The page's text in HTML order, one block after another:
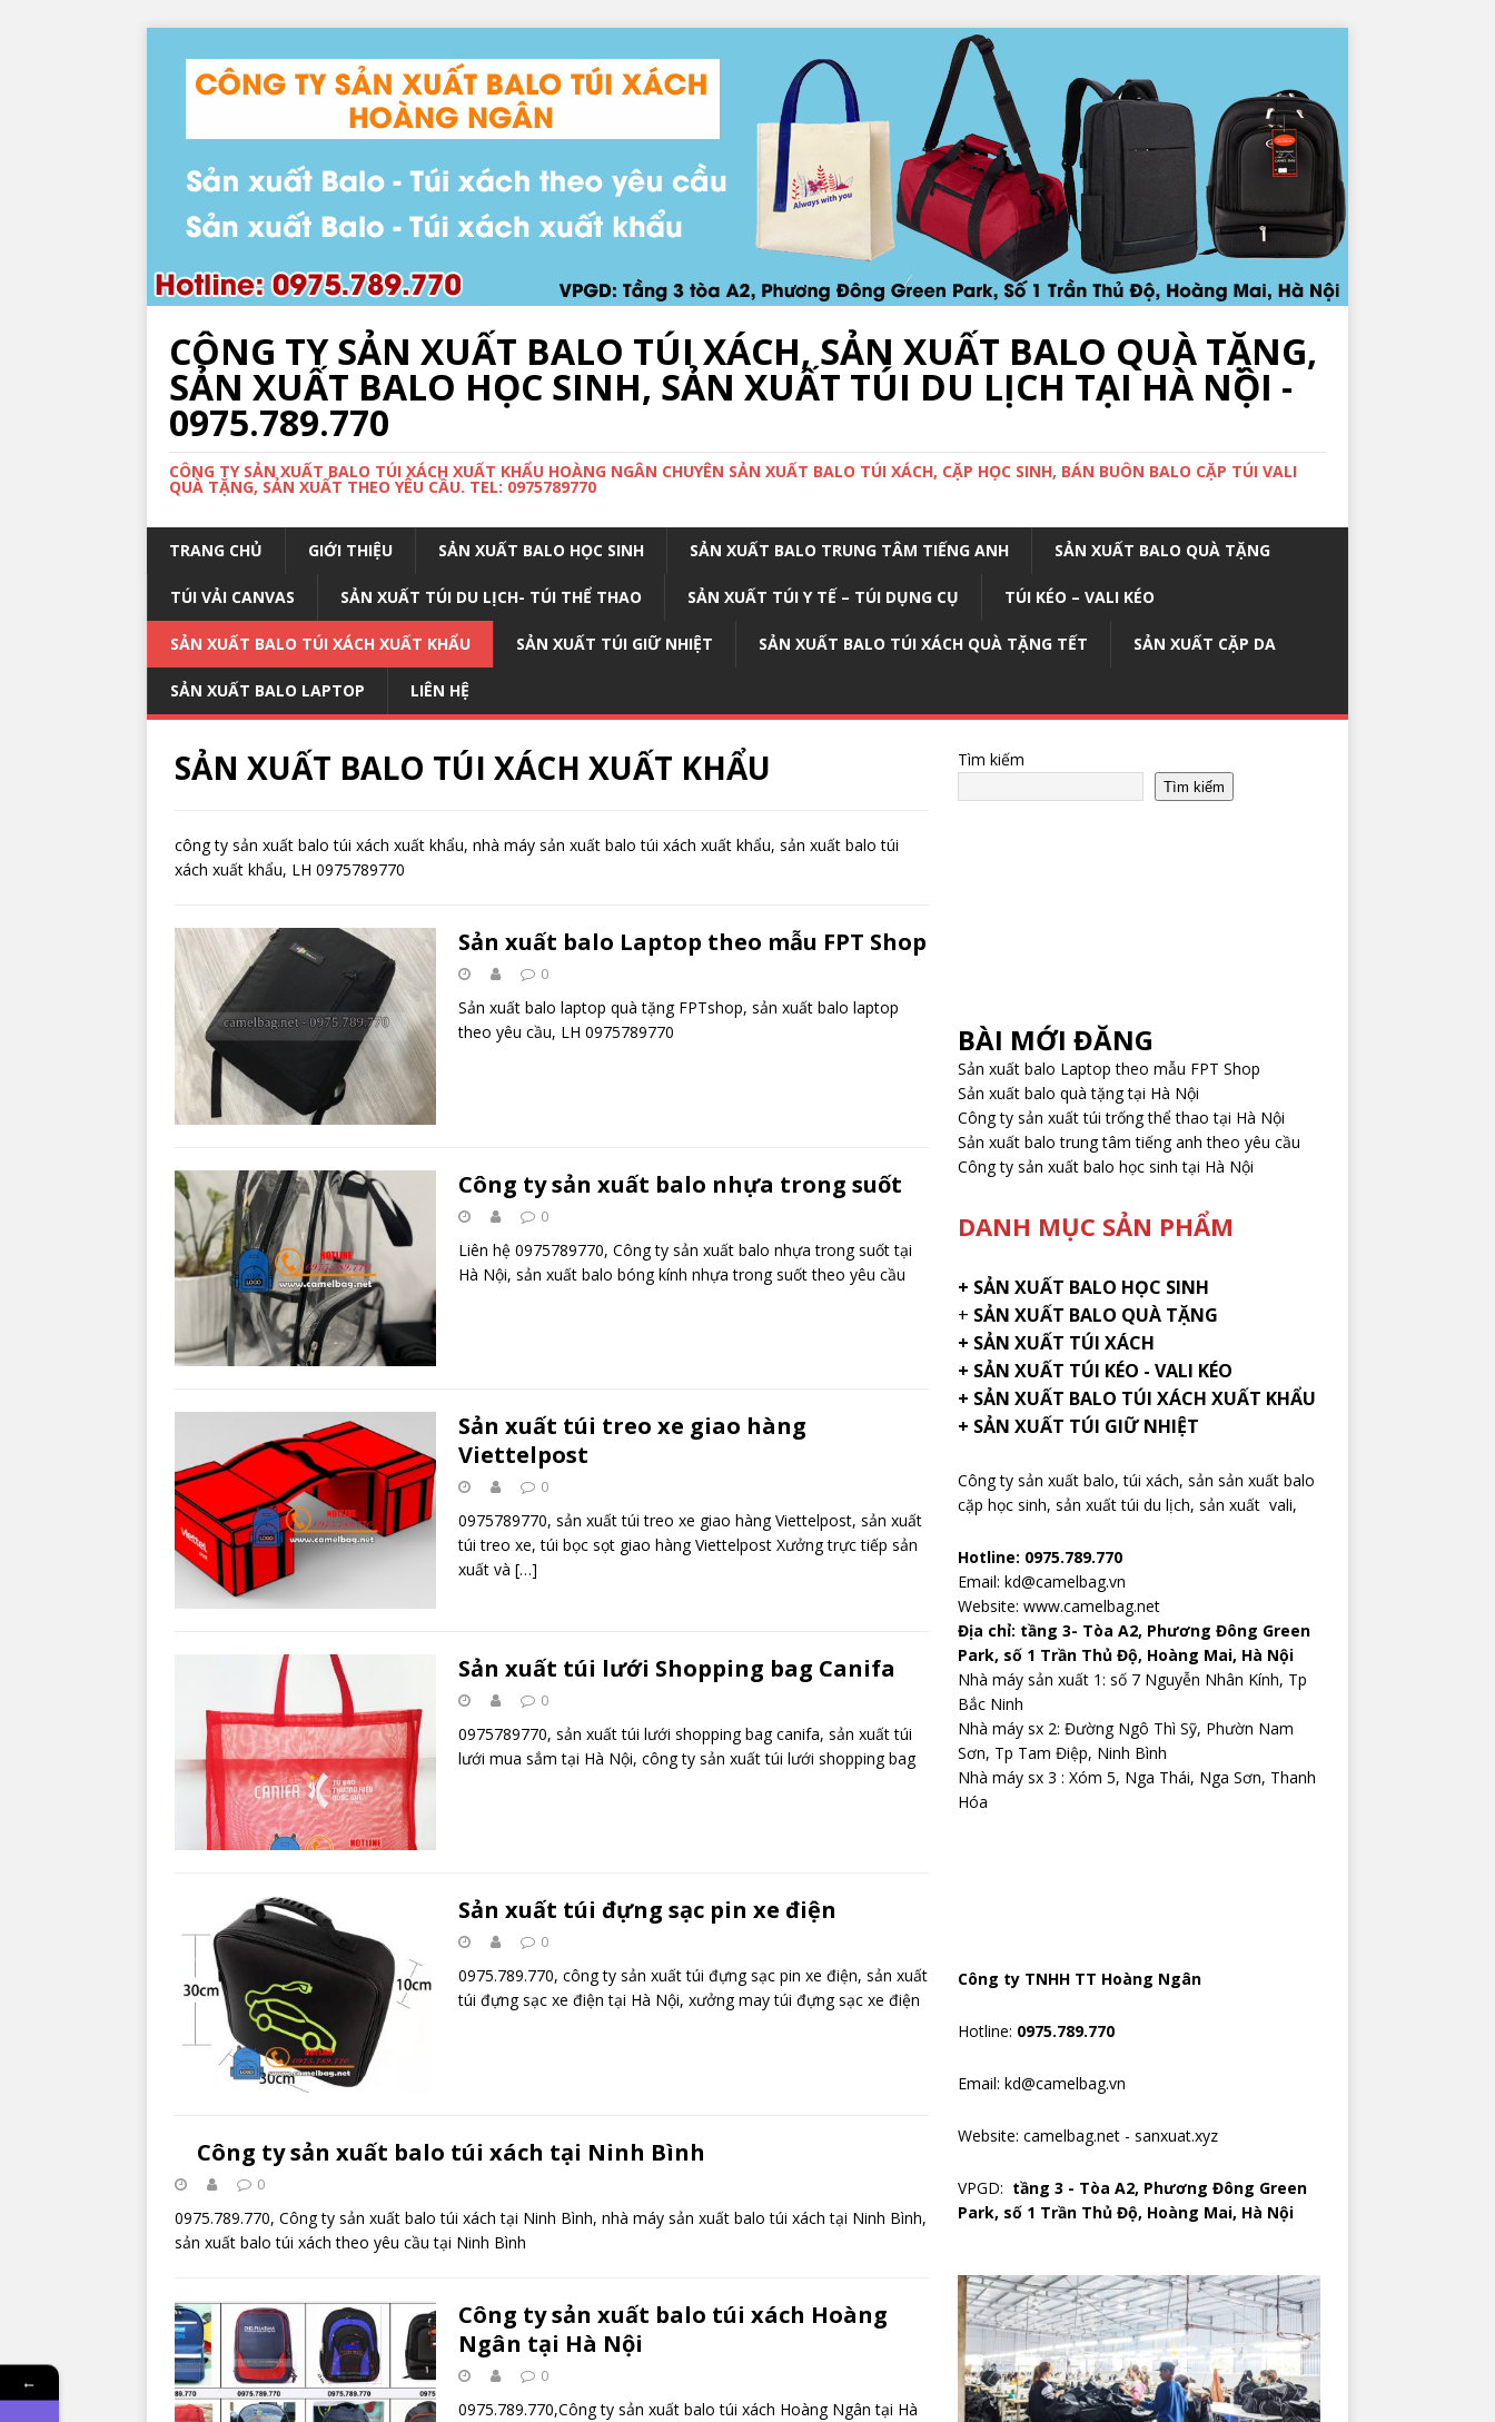
CÔNG TY SẢN XUẤT BALO TÚI XÁCH, SẢN XUẤT BALO QUÀ TẶNG,
SẢN XUẤT BALO HỌC SINH, SẢN XUẤT TÚI DU LỊCH TẠI HÀ NỘI -
0975.789.770
CÔNG TY SẢN XUẤT BALO TÚI XÁCH XUẤT KHẨU HOÀNG NGÂN CHUYÊN SẢN XUẤT BALO TÚI XÁCH, CẶP HỌC SINH, BÁN BUÔN BALO CẶP TÚI VALI
QUÀ TẶNG, SẢN XUẤT THEO YÊU CẦU. TEL: 0975789770
TRANG CHỦ GIỚI THIỆU SẢN XUẤT BALO HỌC SINH SẢN XUẤT BALO TRUNG TÂM TIẾNG ANH SẢN XUẤT BALO QUÀ TẶNG
TÚI VẢI CANVAS SẢN XUẤT TÚI DU LỊCH- TÚI THỂ THAO SẢN XUẤT TÚI Y TẾ – TÚI DỤNG CỤ TÚI KÉO – VALI KÉO
SẢN XUẤT BALO TÚI XÁCH XUẤT KHẨU SẢN XUẤT TÚI GIỮ NHIỆT SẢN XUẤT BALO TÚI XÁCH QUÀ TẶNG TẾT SẢN XUẤT CẶP DA
SẢN XUẤT BALO LAPTOP LIÊN HỆ
SẢN XUẤT BALO TÚI XÁCH XUẤT KHẨU
công ty sản xuất balo túi xách xuất khẩu, nhà máy sản xuất balo túi xách xuất khẩu, sản xuất balo túi
xách xuất khẩu, LH 0975789770
Sản xuất balo Laptop theo mẫu FPT Shop
0
Sản xuất balo laptop quà tặng FPTshop, sản xuất balo laptop
theo yêu cầu, LH 0975789770
Công ty sản xuất balo nhựa trong suốt
0
Liên hệ 0975789770, Công ty sản xuất balo nhựa trong suốt tại
Hà Nội, sản xuất balo bóng kính nhựa trong suốt theo yêu cầu
Sản xuất túi treo xe giao hàng
Viettelpost
0
0975789770, sản xuất túi treo xe giao hàng Viettelpost, sản xuất
túi treo xe, túi bọc sọt giao hàng Viettelpost Xưởng trực tiếp sản
xuất và […]
Sản xuất túi lưới Shopping bag Canifa
0
0975789770, sản xuất túi lưới shopping bag canifa, sản xuất túi
lưới mua sắm tại Hà Nội, công ty sản xuất túi lưới shopping bag
Sản xuất túi đựng sạc pin xe điện
0
0975.789.770, công ty sản xuất túi đựng sạc pin xe điện, sản xuất
túi đựng sạc xe điện tại Hà Nội, xưởng may túi đựng sạc xe điện
Công ty sản xuất balo túi xách tại Ninh Bình
0
0975.789.770, Công ty sản xuất balo túi xách tại Ninh Bình, nhà máy sản xuất balo túi xách tại Ninh Bình,
sản xuất balo túi xách theo yêu cầu tại Ninh Bình
Công ty sản xuất balo túi xách Hoàng
Ngân tại Hà Nội
0
0975.789.770,Công ty sản xuất balo túi xách Hoàng Ngân tại Hà
Tìm kiếm
Tìm kiếm
BÀI MỚI ĐĂNG
Sản xuất balo Laptop theo mẫu FPT Shop
Sản xuất balo quà tặng tại Hà Nội
Công ty sản xuất túi trống thể thao tại Hà Nội
Sản xuất balo trung tâm tiếng anh theo yêu cầu
Công ty sản xuất balo học sinh tại Hà Nội
DANH MỤC SẢN PHẨM
+ SẢN XUẤT BALO HỌC SINH
+ SẢN XUẤT BALO QUÀ TẶNG
+ SẢN XUẤT TÚI XÁCH
+ SẢN XUẤT TÚI KÉO - VALI KÉO
+ SẢN XUẤT BALO TÚI XÁCH XUẤT KHẨU
+ SẢN XUẤT TÚI GIỮ NHIỆT
Công ty sản xuất balo, túi xách, sản sản xuất balo
cặp học sinh, sản xuất túi du lịch, sản xuất vali,
Hotline: 0975.789.770
Email: kd@camelbag.vn
Website: www.camelbag.net
Địa chỉ: tầng 3- Tòa A2, Phương Đông Green
Park, số 1 Trần Thủ Độ, Hoàng Mai, Hà Nội
Nhà máy sản xuất 1: số 7 Nguyễn Nhân Kính, Tp
Bắc Ninh
Nhà máy sx 2: Đường Ngô Thì Sỹ, Phườn Nam
Sơn, Tp Tam Điệp, Ninh Bình
Nhà máy sx 3 : Xóm 5, Nga Thái, Nga Sơn, Thanh
Hóa
Công ty TNHH TT Hoàng Ngân
Hotline: 0975.789.770
Email: kd@camelbag.vn
Website: camelbag.net- sanxuat.xyz
VPGD: tầng 3 - Tòa A2, Phương Đông Green
Park, số 1 Trần Thủ Độ, Hoàng Mai, Hà Nội
←